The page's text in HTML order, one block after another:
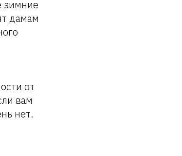
зимние
дамам
от
вам
нет.